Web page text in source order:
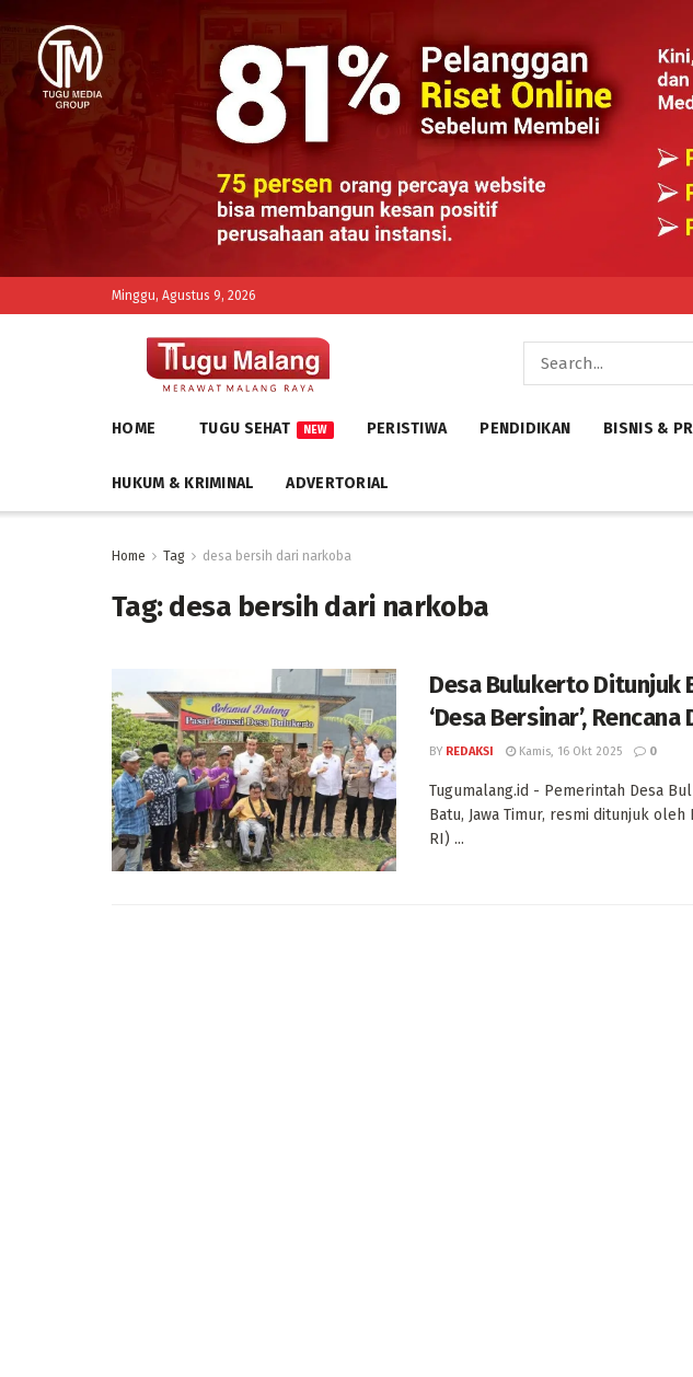
Minggu, Agustus 9, 2026
HOME TUGU SEHAT NEW PERISTIWA PENDIDIKAN BISNIS &
HUKUM & KRIMINAL ADVERTORIAL
Home Tag desa bersih dari narkoba
Tag:desa bersih dari narkoba
Desa Bulukerto Ditunjuk
‘Desa Bersinar’,
BY REDAKSI Kamis, 16 Okt 2025 0
Tugumalang.id - Pemerintah Desa
Batu, Jawa Timur, resmi ditunjuk
RI) ...